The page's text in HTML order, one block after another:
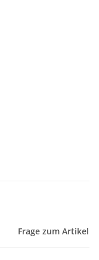
Frage zum Artikel